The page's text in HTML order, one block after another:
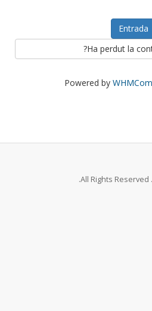
Ha perdut la
Powered by